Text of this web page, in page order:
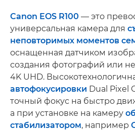
Canon EOS R100 — это
универсальная камера для
неповторимых моментов
оснащенная датчиком
создания фотографий или
4K UHD.
автофокусировки Dual Pixel
точный фокус на быстро
а при установке на камеру
стабилизатором, например